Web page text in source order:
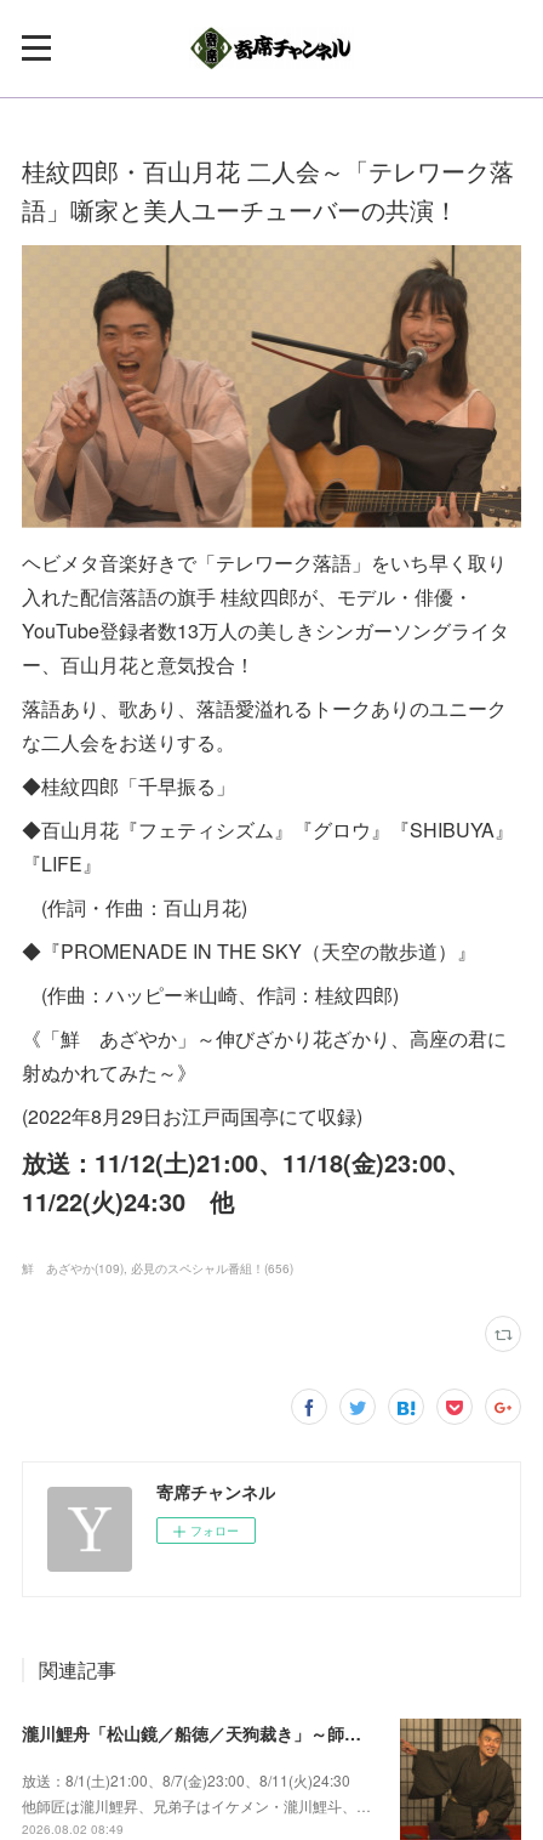
桂紋四郎・百山月花 二人会～「テレワーク落
語」噺家と美人ユーチューバーの共演！
ヘビメタ音楽好きで「テレワーク落語」をいち早く取り
入れた配信落語の旗手 桂紋四郎が、モデル・俳優・
YouTube登録者数13万人の美しきシンガーソングライタ
ー、百山月花と意気投合！
落語あり、歌あり、落語愛溢れるトークありのユニーク
な二人会をお送りする。
◆桂紋四郎「千早振る」
◆百山月花『フェティシズム』『グロウ』『SHIBUYA』
『LIFE』
(作詞・作曲：百山月花)
◆『PROMENADE IN THE SKY（天空の散歩道）』
(作曲：ハッピー✳山崎、作詞：桂紋四郎)
《「鮮 あざやか」～伸びざかり花ざかり、高座の君に
射ぬかれてみた～》
(2022年8月29日お江戸両国亭にて収録)
放送：11/12(土)21:00、11/18(金)23:00、
11/22(火)24:30 他
鮮 あざやか(109) 必見のスペシャル番組！ (656)
寄席チャンネル
フォロー
関連記事
瀧川鯉舟「松山鏡／船徳／天狗裁き」～師匠はあの唯一無二の雰囲気で爆笑をさらう瀧川鯉昇！
放送：8/1(土)21:00、8/7(金)23:00、8/11(火)24:30
他師匠は瀧川鯉昇、兄弟子はイケメン・瀧川鯉斗、…
2026.08.02 08:49